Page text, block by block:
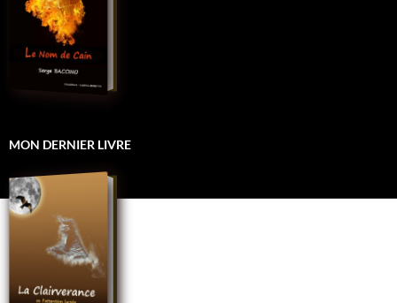
MON DERNIER LIVRE